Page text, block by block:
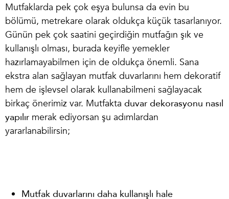
Mutfaklarda pek çok eşya bulunsa da evin bu
bölümü, metrekare olarak oldukça küçük tasarlanıyor.
Günün pek çok saatini geçirdiğin mutfağın şık ve
kullanışlı olması, burada keyifle yemekler
hazırlamayabilmen için de oldukça önemli. Sana
ekstra alan sağlayan mutfak duvarlarını hem dekoratif
hem de işlevsel olarak kullanabilmeni sağlayacak
birkaç önerimiz var. Mutfakta duvar dekorasyonu nasıl
yapılır merak ediyorsan şu adımlardan
yararlanabilirsin;
Mutfak duvarlarını daha kullanışlı hale